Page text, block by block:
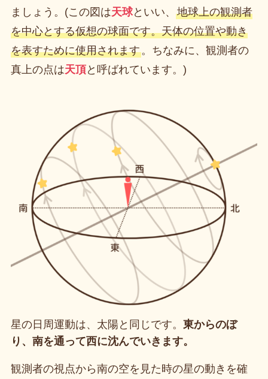
ましょう。(この図は天球といい、 地球上の観測者
を中心とする仮想の球面です。天体の位置や動き
を表すために使用されます。ちなみに、観測者の
真上の点は天頂と呼ばれています。)
星の日周運動は、太陽と同じです。 東からのぼ
り、南を通って西に沈んでいきます。
観測者の視点から南の空を見た時の星の動きを確